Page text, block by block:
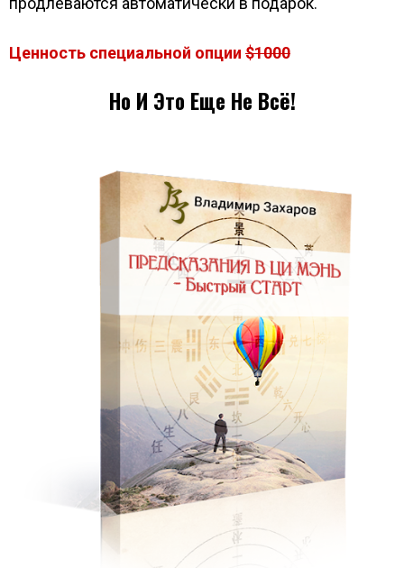
Ценность специальной опции $1000
Но И Это Еще Не Всё!